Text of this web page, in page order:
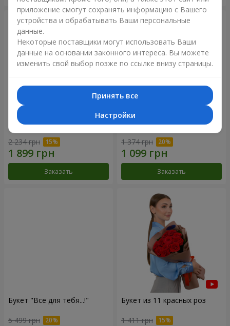
Букет "Цветочное Selfie!"
2 234 грн
Заказать
Букет "Яркие солнышки!"
1 374 грн
Заказать
Букет "Все для тебя...!"
5 499 грн
Букет из 11 красных роз
1 411 грн
приложение смогут сохранять информацию с Вашего
устройства и обрабатывать Ваши персональные
данные.
Некоторые поставщики могут использовать Ваши
данные на основании законного интереса. Вы можете
изменить свой выбор позже по ссылке внизу страницы.
Принять все
Настройки